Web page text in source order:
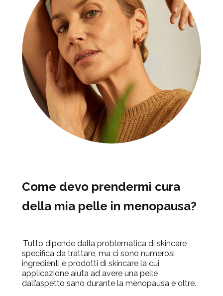
Come devo prendermi cura
della mia pelle in menopausa?
Tutto dipende dalla problematica di skincare
specifica da trattare, ma ci sono numerosi
ingredienti e prodotti di skincare la cui
applicazione aiuta ad avere una pelle
dall’aspetto sano durante la menopausa e oltre.